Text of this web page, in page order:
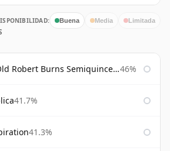
Buena Media Limitada
Burns Semiquincentenary 46%
41.7%
41.3%